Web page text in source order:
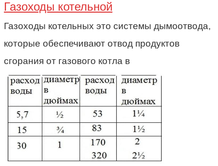
Газоходы котельной
Газоходы котельных это системы дымоотвода,
которые обеспечивают отвод продуктов
сгорания от газового котла в